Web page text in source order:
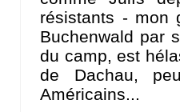
résistants - mon
Buchenwald par
du camp, est
de Dachau,
Américains...